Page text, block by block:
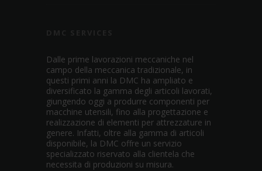
Dalle prime lavorazioni meccaniche nel
campo della meccanica tradizionale, in
questi primi anni la DMC ha ampliato e
diversificato la gamma degli articoli lavorati,
giungendo oggi a produrre componenti per
macchine utensili, fino alla progettazione e
realizzazione di elementi per attrezzature in
genere. Infatti, oltre alla gamma di articoli
disponibile, la DMC offre un servizio
specializzato riservato alla clientela che
necessita di produzioni su misura.